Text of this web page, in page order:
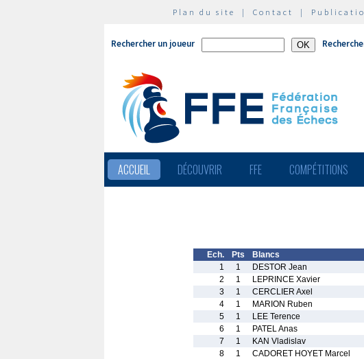
Plan du site | Contact |
Rechercher un joueur
ACCUEIL DÉCOUVRIR FFE COMPÉTITIONS
Ech. Pts Blancs
1
1 DESTOR Jean
2
1 LEPRINCE Xavier
3
1 CERCLIER Axel
4
1 MARION Ruben
5
1 LEE Terence
6
1 PATEL Anas
7
1 KAN Vladislav
8
1 CADORET HOYET Marcel